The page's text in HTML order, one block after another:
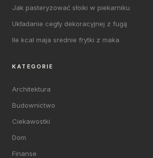
Jak pasteryzować słoiki w piekarniku
Układanie cegły dekoracyjnej z fugą
Ile kcal maja srednie frytki z maka
KATEGORIE
Architektura
Budownictwo
Ciekawostki
Dom
Finanse